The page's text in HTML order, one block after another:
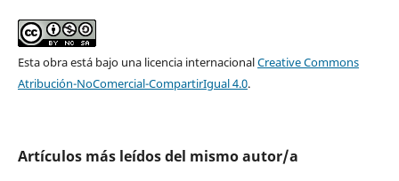
Esta obra está bajo una licencia internacionalCreative Commons
Atribución-NoComercial-CompartirIgual 4.0.
Artículos más leídos del mismo autor/a